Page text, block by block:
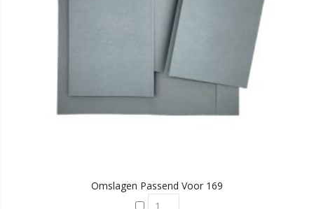
Omslagen Passend Voor 169